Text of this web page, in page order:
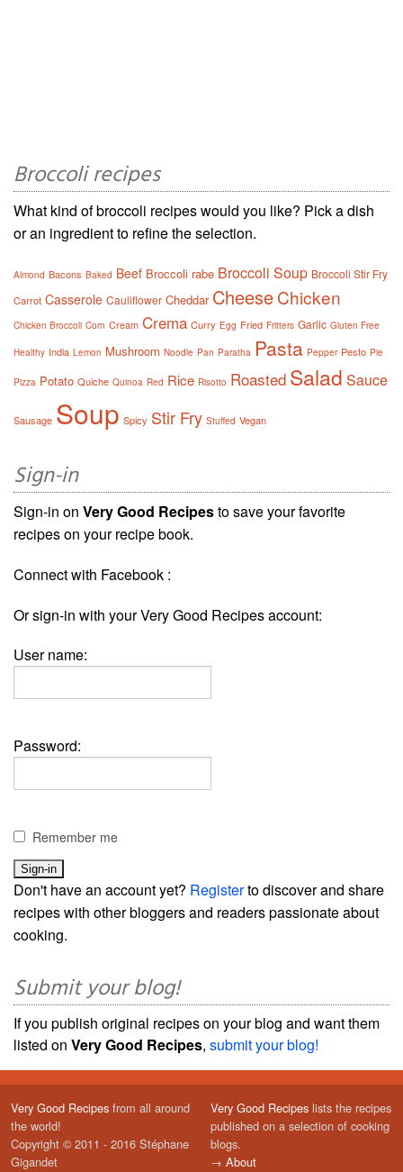
Broccoli recipes
What kind of broccoli recipes would you like? Pick a dish
or an ingredient to refine the selection.
Almond Bacons Baked Beef Broccoli rabe Broccoli Soup Broccoli Stir Fry
Carrot Casserole Cauliflower Cheddar CheeseChicken
Chicken Broccoli Corn Cream Crema Curry Egg Fried Fritters Garlic Gluten Free
Healthy India Lemon Mushroom Noodle Pan Paratha Pasta Pepper Pesto Pie
Pizza Potato Quiche Quinoa Red Rice Risotto Roasted Salad Sauce
Sausage Soup Spicy Stir Fry Stuffed Vegan
Sign-in
Sign-in on Very Good Recipesto save your favorite
recipes on your recipe book.
Connect with Facebook :
Or sign-in with your Very Good Recipes account:
User name:
Password:
Remember me
Don't have an account yet? Registerto discover and share
recipes with other bloggers and readers passionate about
cooking.
Submit your blog!
If you publish original recipes on your blog and want them
listed on Very Good Recipes, submit your blog!
Very Good Recipes from all around
the world!
Copyright © 2011 - 2016 Stéphane
Gigandet
Very Good Recipes lists the recipes
published on a selection of cooking
blogs.
→ About